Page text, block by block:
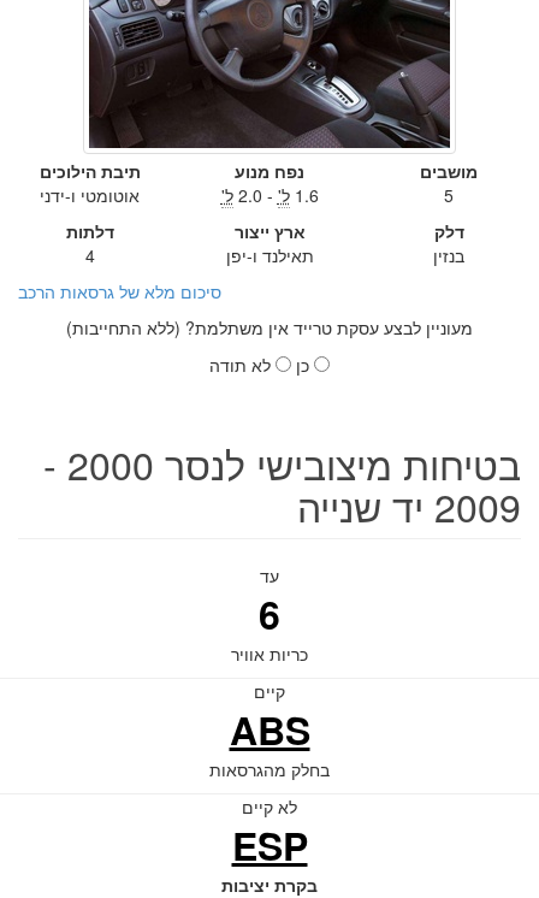
מושבים
5
נפח מנוע
1.6 ל' - 2.0 ל'
תיבת הילוכים
אוטומטי ו-ידני
דלק
בנזין
ארץ ייצור
תאילנד ו-יפן
דלתות
4
סיכום מלא של גרסאות הרכב
מעוניין לבצע עסקת טרייד אין משתלמת? (ללא התחייבות)
כן
לא תודה
בטיחות מיצובישי לנסר 2000 -
2009 יד שנייה
עד
6
כריות אוויר
קיים
ABS
בחלק מהגרסאות
לא קיים
ESP
בקרת יציבות